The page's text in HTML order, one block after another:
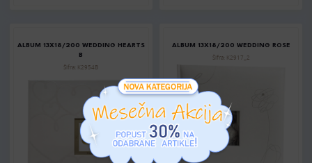
ALBUM 13X18/200 WEDDING HEARTS
B
Šifra: K2954B
ALBUM 13X18/200 WEDDING ROSE
Šifra: K2917_2